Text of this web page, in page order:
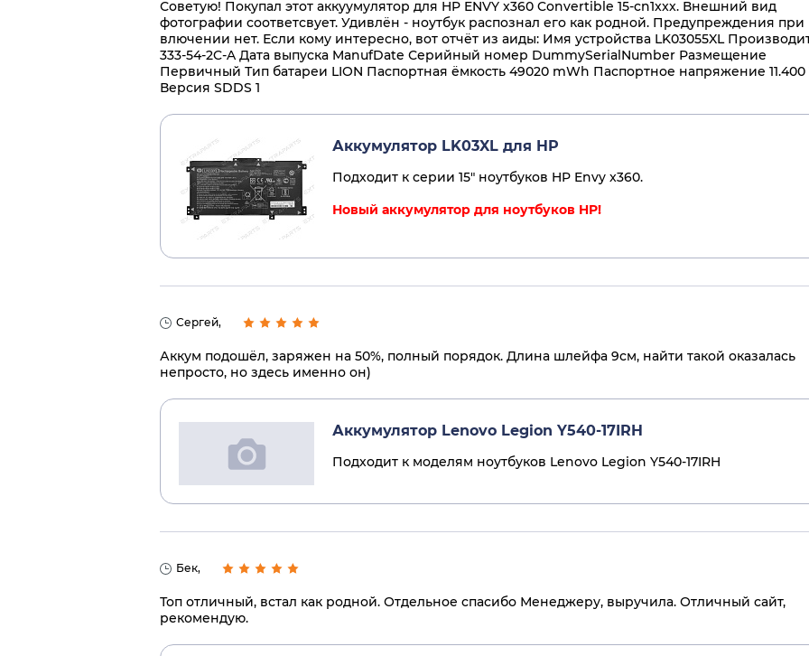
Советую! Покупал этот аккуумулятор для HP ENVY x360 Convertible 15-cn1xxx. Внешний вид
фотографии соответсвует. Удивлён - ноутбук распознал его как родной. Предупреждения при
влючении нет. Если кому интересно, вот отчёт из аиды: Имя устройства LK03055XL
333-54-2C-A Дата выпуска ManufDate Серийный номер DummySerialNumber Размещение
Первичный Тип батареи LION Паспортная ёмкость 49020 mWh Паспортное напряжение 11.400
Версия SDDS 1
Аккумулятор LK03XL для HP
Подходит к серии 15" ноутбуков HP Envy x360.
Новый аккумулятор для ноутбуков HP!
Сергей,
Аккум подошёл, заряжен на 50%, полный порядок. Длина шлейфа 9см, найти такой оказалась
непросто, но здесь именно он)
Аккумулятор Lenovo Legion Y540-17IRH
Подходит к моделям ноутбуков Lenovo Legion Y540-17IRH
Бек,
Топ отличный, встал как родной. Отдельное спасибо Менеджеру, выручила. Отличный сайт,
рекомендую.